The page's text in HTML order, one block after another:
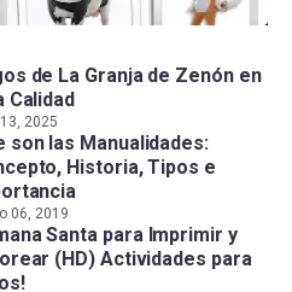
de La Granja de Zenón en
Calidad
2025
son las Manualidades:
Historia, Tipos e
06, 2019
Santa para Imprimir y
(HD) Actividades para